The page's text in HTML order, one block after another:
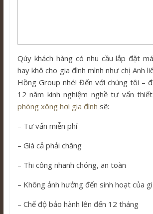
Qúy khách hàng có nhu cầu lắp đặt
hay khô cho gia đình mình như chị Anh
Hồng Group nhé! Đến với chúng tôi –
12 năm kinh nghiệm nghề tư vấn
phòng xông hơi gia đình sẽ:
– Tư vấn miễn phí
– Giá cả phải chăng
– Thi công nhanh chóng, an toàn
– Không ảnh hưởng đến sinh hoạt của
– Chế độ bảo hành lên đến 12 tháng